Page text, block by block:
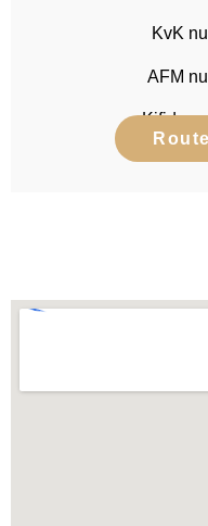
KvK
AFM
Kifid